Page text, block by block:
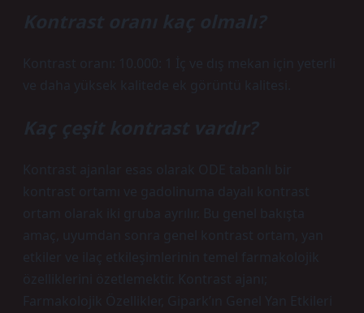
Kontrast oranı kaç olmalı?
Kontrast oranı: 10.000: 1 İç ve dış mekan için yeterli
ve daha yüksek kalitede ek görüntü kalitesi.
Kaç çeşit kontrast vardır?
Kontrast ajanlar esas olarak ODE tabanlı bir
kontrast ortamı ve gadolinuma dayalı kontrast
ortam olarak iki gruba ayrılır. Bu genel bakışta
amaç, uyumdan sonra genel kontrast ortam, yan
etkiler ve ilaç etkileşimlerinin temel farmakolojik
özelliklerini özetlemektir. Kontrast ajanı;
Farmakolojik Özellikler, Gipark’ın Genel Yan Etkileri